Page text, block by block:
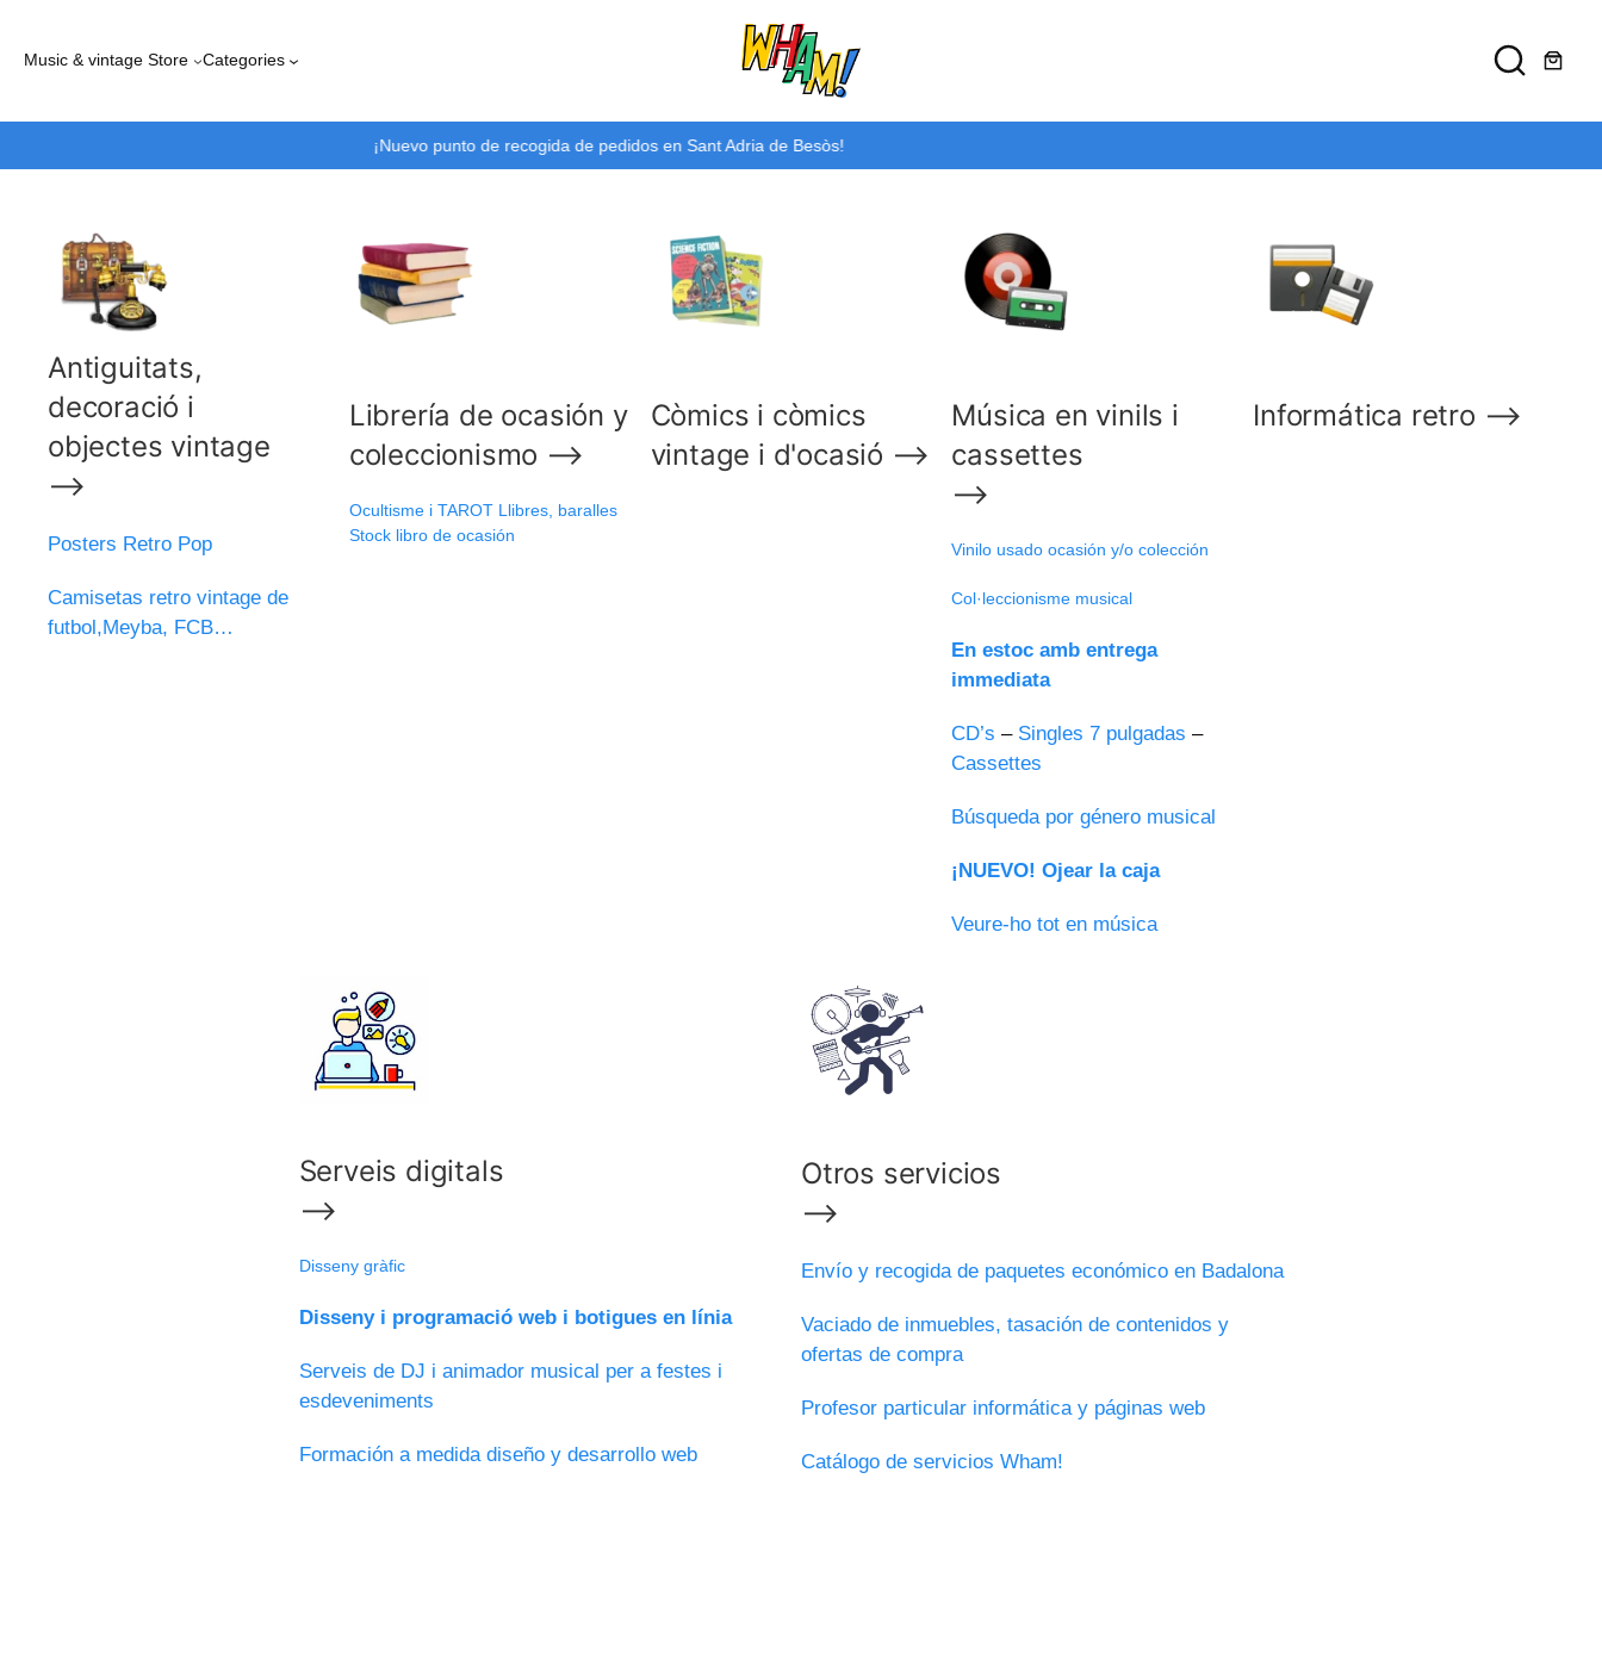
contingut
Music & vintage Store Categories
Usa el código 20POR20WHAM gasta 20 euros y obtén un -20% de descuento
Antiguitats,
decoració i
objectes vintage
⟶
Posters Retro Pop
Camisetas retro vintage de
futbol,Meyba, FCB…
Librería de ocasión y
coleccionismo ⟶
Ocultisme i TAROT Llibres, baralles
Stock libro de ocasión
Còmics i còmics
vintage i d'ocasió ⟶
Música en vinils i
cassettes
⟶
Vinilo usado ocasión y/o colección
Col·leccionisme musical
En estoc amb entrega
immediata
CD’s – Singles 7 pulgadas –
Cassettes
Búsqueda por género musical
¡NUEVO! Ojear la caja
Veure-ho tot en música
Informática retro ⟶
Serveis digitals
⟶
Disseny gràfic
Disseny i programació web i botigues en línia
Serveis de DJ i animador musical per a festes i
esdeveniments
Formación a medida diseño y desarrollo web
Otros servicios
⟶
Envío y recogida de paquetes económico en Badalona
Vaciado de inmuebles, tasación de contenidos y
ofertas de compra
Profesor particular informática y páginas web
Catálogo de servicios Wham!